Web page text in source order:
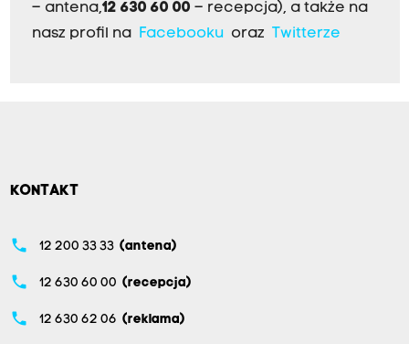
– antena,12 630 60 00 – recepcja), a także na
nasz profil na Facebookuoraz Twitterze
KONTAKT
phone 12 200 33 33 (antena)
phone 12 630 60 00 (recepcja)
phone 12 630 62 06 (reklama)